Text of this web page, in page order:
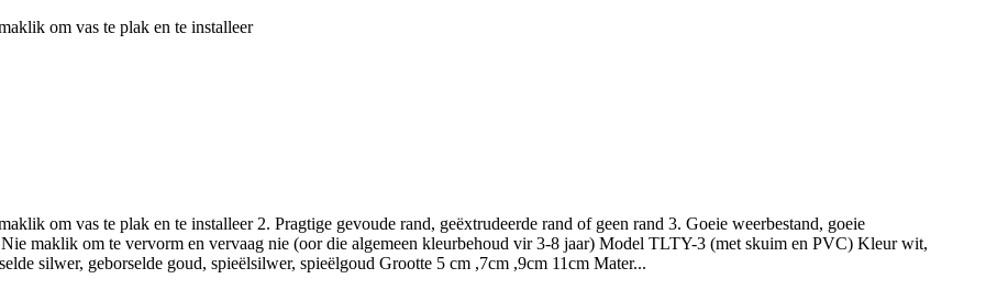
om vas te plak en te installeer
om vas te plak en te installeer 2. Pragtige gevoude rand, geëxtrudeerde rand of geen rand 3. Goeie weerbestand, goeie
maklik om te vervorm en vervaag nie (oor die algemeen kleurbehoud vir 3-8 jaar) Model TLTY-3 (met skuim en PVC) Kleur wit,
silwer, geborselde goud, spieëlsilwer, spieëlgoud Grootte 5 cm ,7cm ,9cm 11cm Mater...